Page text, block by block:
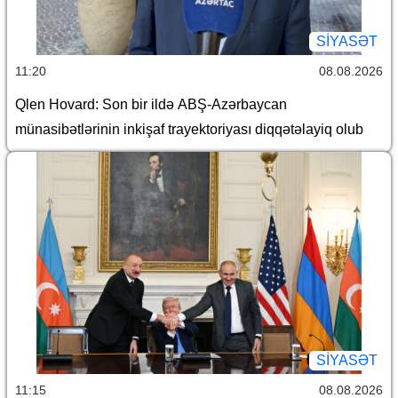
SİYASƏT
11:20 08.08.2026
Qlen Hovard: Son bir ildə ABŞ-Azərbaycan
münasibətlərinin inkişaf trayektoriyası diqqətəlayiq olub
SİYASƏT
11:15 08.08.2026